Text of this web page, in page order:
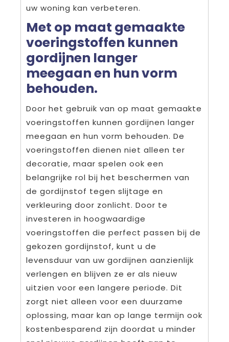
uw woning kan verbeteren.
Met op maat gemaakte
voeringstoffen kunnen
gordijnen langer
meegaan en hun vorm
behouden.
Door het gebruik van op maat gemaakte
voeringstoffen kunnen gordijnen langer
meegaan en hun vorm behouden. De
voeringstoffen dienen niet alleen ter
decoratie, maar spelen ook een
belangrijke rol bij het beschermen van
de gordijnstof tegen slijtage en
verkleuring door zonlicht. Door te
investeren in hoogwaardige
voeringstoffen die perfect passen bij de
gekozen gordijnstof, kunt u de
levensduur van uw gordijnen aanzienlijk
verlengen en blijven ze er als nieuw
uitzien voor een langere periode. Dit
zorgt niet alleen voor een duurzame
oplossing, maar kan op lange termijn ook
kostenbesparend zijn doordat u minder